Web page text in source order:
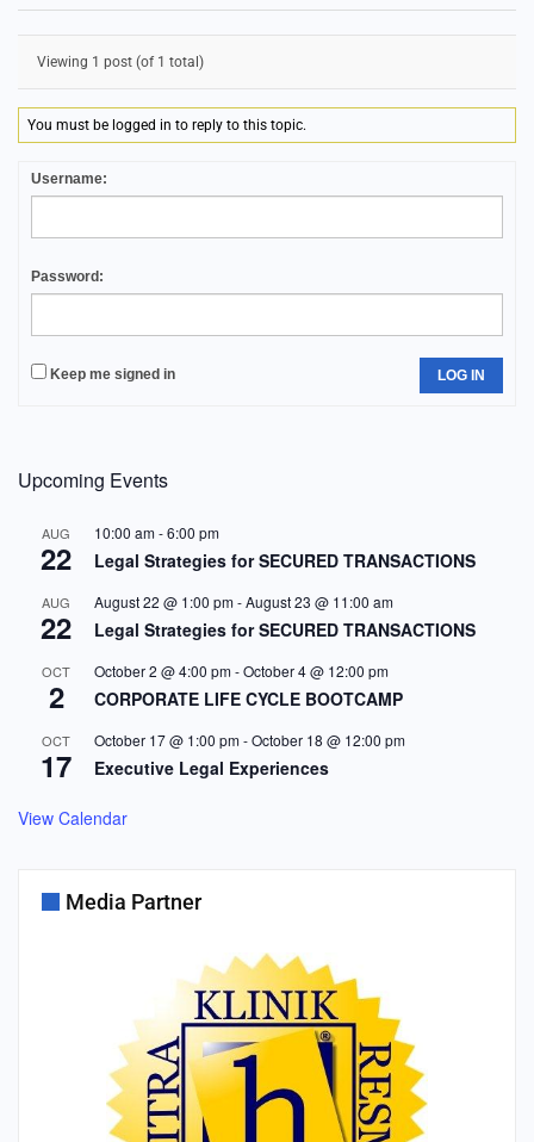
Viewing 1 post (of 1 total)
You must be logged in to reply to this topic.
Username:
Password:
Keep me signed in LOG IN
Upcoming Events
AUG
22
10:00 am-6:00 pm
Legal Strategies for SECURED TRANSACTIONS
AUG
22
August 22 @ 1:00 pm-August 23 @ 11:00 am
Legal Strategies for SECURED TRANSACTIONS
OCT
2
October 2 @ 4:00 pm-October 4 @ 12:00 pm
CORPORATE LIFE CYCLE BOOTCAMP
OCT
17
October 17 @ 1:00 pm-October 18 @ 12:00 pm
Executive Legal Experiences
View Calendar
Media Partner